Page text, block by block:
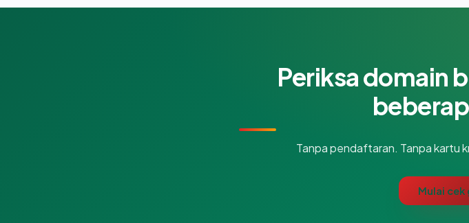
Periksa domain
Tanpa pendaftaran. Tanpa kartu
Mulai